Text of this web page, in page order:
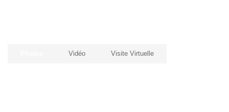
Vidéo Visite Virtuelle